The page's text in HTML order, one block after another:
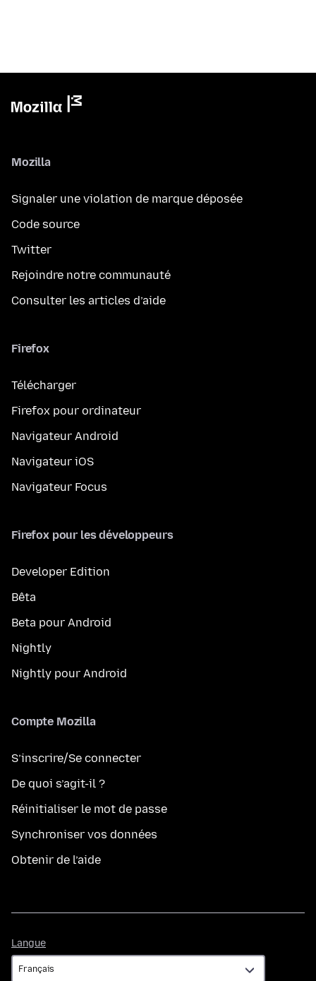
Mozilla
Signaler une violation de marque déposée
Code source
Twitter
Rejoindre notre communauté
Consulter les articles d’aide
Firefox
Télécharger
Firefox pour ordinateur
Navigateur Android
Navigateur iOS
Navigateur Focus
Firefox pour les développeurs
Developer Edition
Bêta
Beta pour Android
Nightly
Nightly pour Android
Compte Mozilla
S’inscrire/Se connecter
De quoi s’agit-il ?
Réinitialiser le mot de passe
Synchroniser vos données
Obtenir de l’aide
Langue